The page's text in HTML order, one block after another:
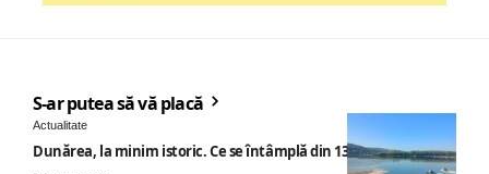
S-ar putea să vă placă
Actualitate
Dunărea, la minim istoric. Ce se întâmplă din 13 august